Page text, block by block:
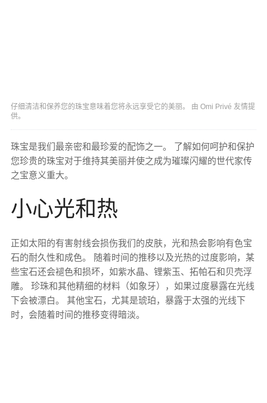
仔细清洁和保养您的珠宝意味着您将永远享受它的美丽。 由 Omi Privé 友情提
供。
珠宝是我们最亲密和最珍爱的配饰之一。 了解如何呵护和保护
您珍贵的珠宝对于维持其美丽并使之成为璀璨闪耀的世代家传
之宝意义重大。
小心光和热
正如太阳的有害射线会损伤我们的皮肤，光和热会影响有色宝
石的耐久性和成色。 随着时间的推移以及光热的过度影响，某
些宝石还会褪色和损坏，如紫水晶、锂紫玉、拓帕石和贝壳浮
雕。 珍珠和其他精细的材料（如象牙），如果过度暴露在光线
下会被漂白。 其他宝石，尤其是琥珀，暴露于太强的光线下
时，会随着时间的推移变得暗淡。